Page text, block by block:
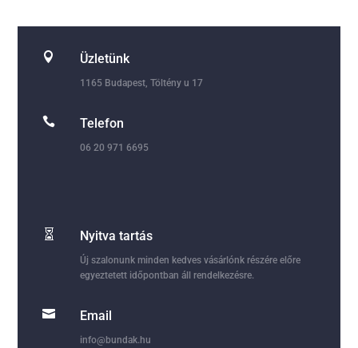
 Üzletünk
1165 Budapest, Töltény u 17
 Telefon
06 20 971 6695
 Nyitva tartás
Új szalonunk minden kedves vásárlónk részére előre
egyeztetett időpontban áll rendelkezésre.
 Email
info@bundak.hu